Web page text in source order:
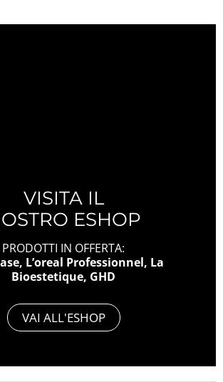
VISITA IL
ESHOP
PRODOTTI IN OFFERTA:
L’oreal Professionnel, La
Bioestetique, GHD
VAI ALL'ESHOP